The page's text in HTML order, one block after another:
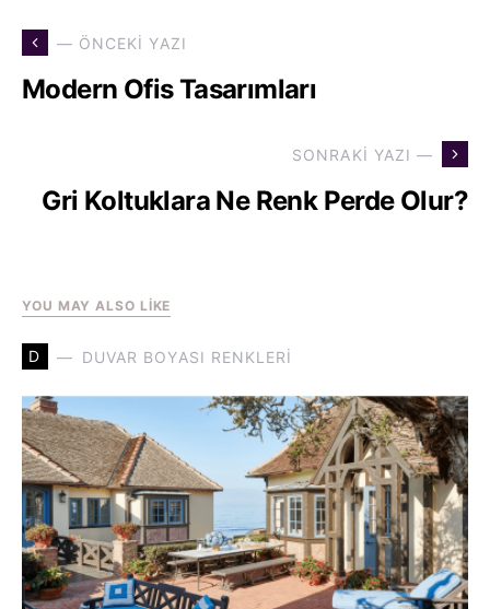
— ÖNCEKI YAZI
Modern Ofis Tasarımları
SONRAKI YAZI —
Gri Koltuklara Ne Renk Perde Olur?
YOU MAY ALSO LIKE
D DUVAR BOYASI RENKLERI